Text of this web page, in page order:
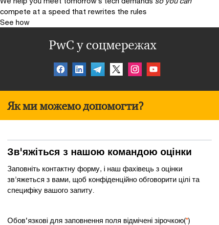
compete at a speed that rewrites the rules
See how
PwC у соцмережах
Як ми можемо допомогти?
Зв'яжіться з нашою командою оцінки
Заповніть контактну форму, і наш фахівець з оцінки
зв’яжеться з вами, щоб конфіденційно обговорити цілі та
специфіку вашого запиту.
Обов'язкові для заповнення поля відмічені зірочкою(*)